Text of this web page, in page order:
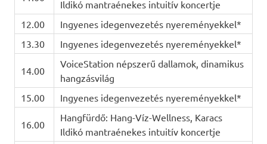
Ildikó mantraénekes intuitív koncertje
12.00
Ingyenes idegenvezetés nyereményekkel*
13.30
Ingyenes idegenvezetés nyereményekkel*
14.00
VoiceStation népszerű dallamok, dinamikus
hangzásvilág
15.00
Ingyenes idegenvezetés nyereményekkel*
16.00
Hangfürdő: Hang-Víz-Wellness, Karacs
Ildikó mantraénekes intuitív koncertje